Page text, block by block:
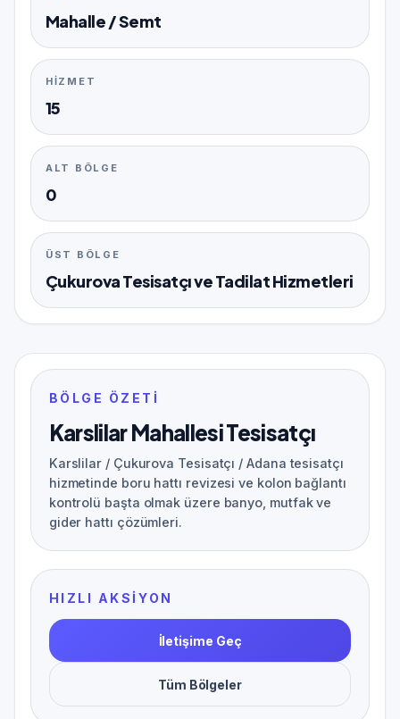
Mahalle / Semt
HIZMET
15
ALT BÖLGE
0
ÜST BÖLGE
Çukurova Tesisatçı ve Tadilat Hizmetleri
BÖLGE ÖZETI
Karslilar Mahallesi Tesisatçı
Karslilar / Çukurova Tesisatçı / Adana tesisatçı
hizmetinde boru hattı revizesi ve kolon bağlantı
kontrolü başta olmak üzere banyo, mutfak ve
gider hattı çözümleri.
HIZLI AKSIYON
İletişime Geç
Tüm Bölgeler